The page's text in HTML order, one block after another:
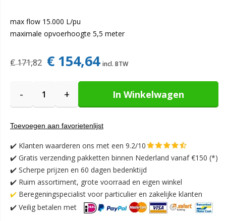
max flow 15.000 L/pu
maximale opvoerhoogte 5,5 meter
€ 154,64
€ 171,82
- + In Winkelwagen
Toevoegen aan favorietenlijst
✔️ Klanten waarderen ons met een 9.2/10
✔️ Gratis verzending pakketten binnen Nederland vanaf €150 (*)
✔️ Scherpe prijzen en 60 dagen bedenktijd
✔️ Ruim assortiment, grote voorraad en eigen winkel
✔️ Beregeningspecialist voor particulier en zakelijke klanten
✔️ Veilig betalen met